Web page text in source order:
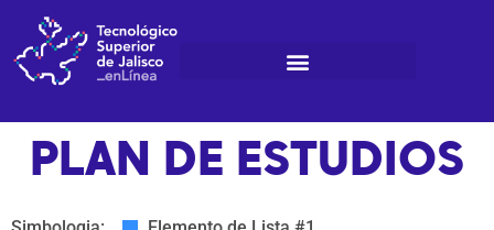
contenido
PLAN DE ESTUDIOS